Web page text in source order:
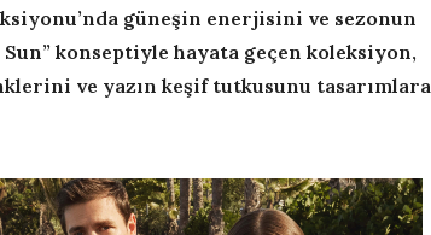
güneşin enerjisini ve sezonun
konseptiyle hayata geçen koleksiyon,
ve yazın keşif tutkusunu tasarımlara